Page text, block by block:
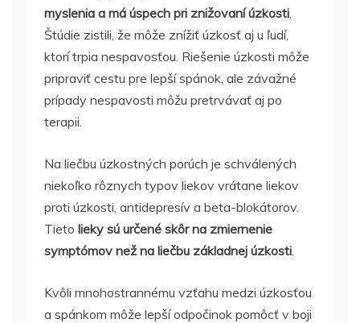
myslenia a má úspech pri znižovaní úzkosti.
Štúdie zistili, že môže znížiť úzkosť aj u ľudí,
ktorí trpia nespavosťou. Riešenie úzkosti môže
pripraviť cestu pre lepší spánok, ale závažné
prípady nespavosti môžu pretrvávať aj po
terapii.
Na liečbu úzkostných porúch je schválených
niekoľko rôznych typov liekov vrátane liekov
proti úzkosti, antidepresív a beta-blokátorov.
Tieto lieky sú určené skôr na zmiernenie
symptómov než na liečbu základnej úzkosti.
Kvôli mnohostrannému vzťahu medzi úzkosťou
a spánkom môže lepší odpočinok pomôcť v boji